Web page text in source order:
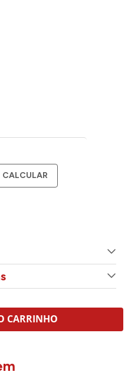
CALCULAR
CARRINHO